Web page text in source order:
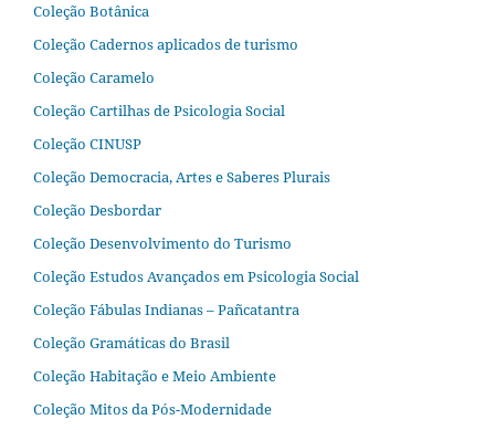
Coleção Botânica
Coleção Cadernos aplicados de turismo
Coleção Caramelo
Coleção Cartilhas de Psicologia Social
Coleção CINUSP
Coleção Democracia, Artes e Saberes Plurais
Coleção Desbordar
Coleção Desenvolvimento do Turismo
Coleção Estudos Avançados em Psicologia Social
Coleção Fábulas Indianas – Pañcatantra
Coleção Gramáticas do Brasil
Coleção Habitação e Meio Ambiente
Coleção Mitos da Pós-Modernidade